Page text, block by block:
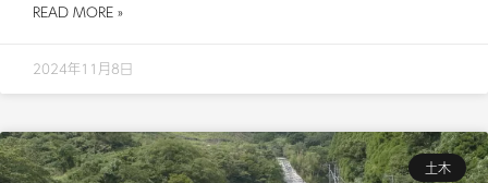
READ MORE »
2024年11月8日
土木